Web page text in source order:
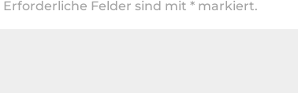
Erforderliche Felder sind mit * markiert.